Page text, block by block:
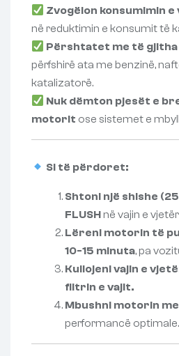
Zvogëlon konsumimin e
në reduktimin e konsumit të
Përshtatet me të
përfshirë ata me benzinë,
katalizatorë.
Nuk dëmton pjesët e
motorit ose sistemet e
Si të përdoret:
Shtoni një shishe
FLUSHnë vajin e
Lëreni motorin të
10-15 minuta, pa
Kullojeni vajin e
filtrin e vajit.
Mbushni motorin
performancë optimale.